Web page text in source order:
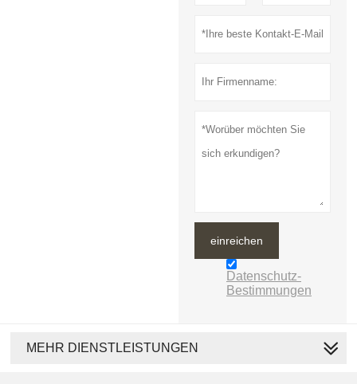
einreichen
Datenschutz-
Bestimmungen
MEHR DIENSTLEISTUNGEN